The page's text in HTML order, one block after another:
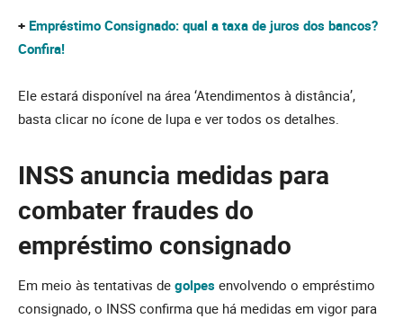
+ Empréstimo Consignado: qual a taxa de juros dos bancos?
Confira!
Ele estará disponível na área ‘Atendimentos à distância’,
basta clicar no ícone de lupa e ver todos os detalhes.
INSS anuncia medidas para
combater fraudes do
empréstimo consignado
Em meio às tentativas de golpes envolvendo o empréstimo
consignado, o INSS confirma que há medidas em vigor para